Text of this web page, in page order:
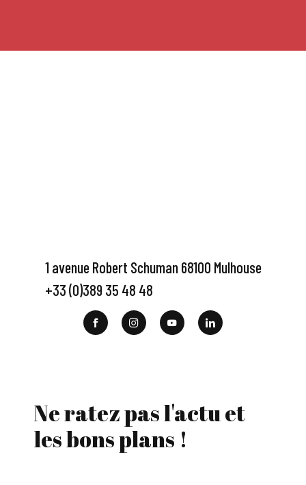
1 avenue Robert Schuman 68100 Mulhouse
+33 (0)389 35 48 48
Ne ratez pas l'actu et
les bons plans !